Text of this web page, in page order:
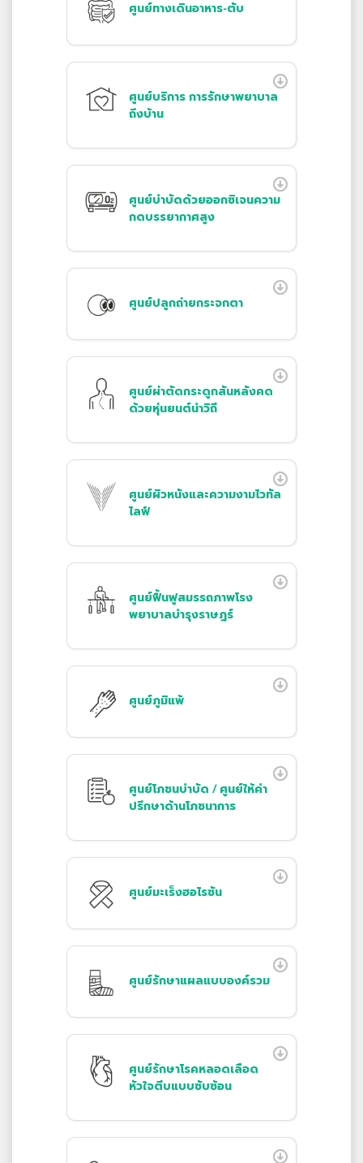
ศูนย์ทางเดินอาหาร-ตับ
ศูนย์บริการ การรักษาพยาบาล
ถึงบ้าน
ศูนย์บำบัดด้วยออกซิเจนความ
กดบรรยากาศสูง
ศูนย์ปลูกถ่ายกระจกตา
ศูนย์ผ่าตัดกระดูกสันหลังคด
ด้วยหุ่นยนต์นำวิถี
ศูนย์ผิวหนังและความงามไวทัล
ไลฟ์
ศูนย์ฟื้นฟูสมรรถภาพโรง
พยาบาลบำรุงราษฎร์
ศูนย์ภูมิแพ้
ศูนย์โภชนบำบัด / ศูนย์ให้คำ
ปรึกษาด้านโภชนาการ
ศูนย์มะเร็งฮอไรซัน
ศูนย์รักษาแผลแบบองค์รวม
ศูนย์รักษาโรคหลอดเลือด
หัวใจตีบแบบซับซ้อน